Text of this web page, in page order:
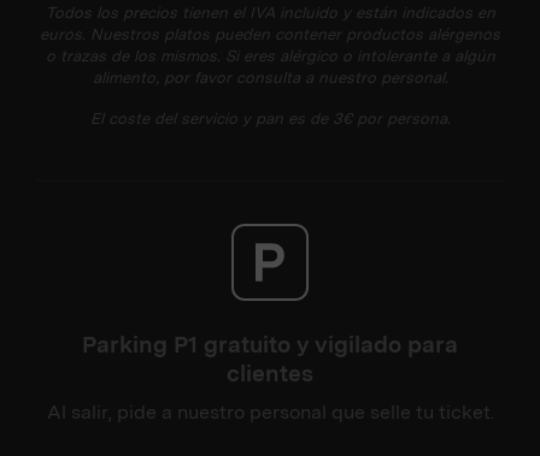
Todos los precios tienen el IVA incluido y están indicados en
euros. Nuestros platos pueden contener productos alérgenos
o trazas de los mismos. Si eres alérgico o intolerante a algún
alimento, por favor consulta a nuestro personal.
El coste del servicio y pan es de 3€ por persona.
Parking P1 gratuito y vigilado para
clientes
Al salir, pide a nuestro personal que selle tu ticket.